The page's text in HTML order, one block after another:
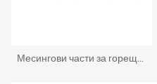
Месингови части за горещо коване. Инвестиция. ЦПУ обработка. Леене под налягане